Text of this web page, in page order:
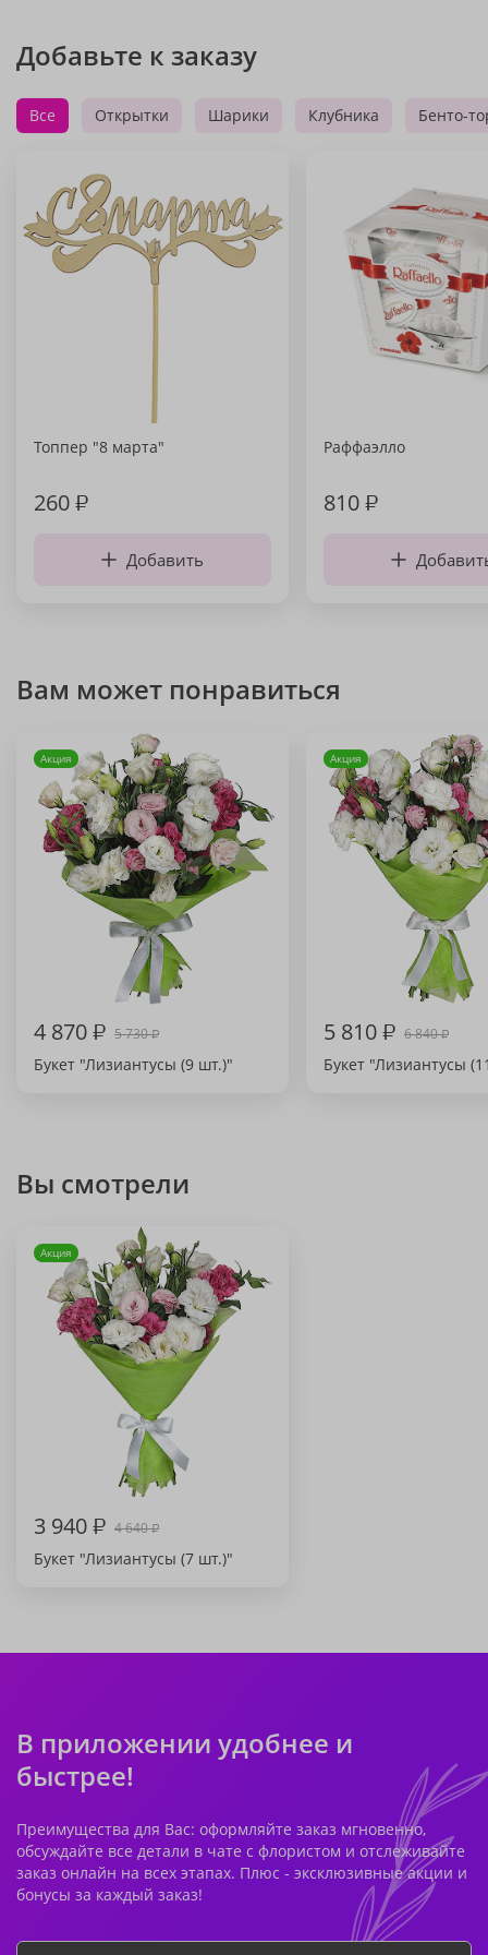
Добавьте к заказу
Все Открытки Шарики Клубника Бенто-
Топпер "8 марта"
260₽
Добавить
Раффаэлло
810₽
Вам может понравиться
Акция
4 870₽ 5 730₽
Букет "Лизиантусы (9 шт.)"
Акция
5 810₽ 6 840₽
Букет "Лизиантусы
Вы смотрели
Акция
3 940₽ 4 640₽
Букет "Лизиантусы (7 шт.)"
В приложении удобнее и
быстрее!
Преимущества для Вас: оформляйте заказ мгновенно,
обсуждайте все детали в чате с флористом и отслеживайте
заказ онлайн на всех этапах. Плюс - эксклюзивные акции и
бонусы за каждый заказ!